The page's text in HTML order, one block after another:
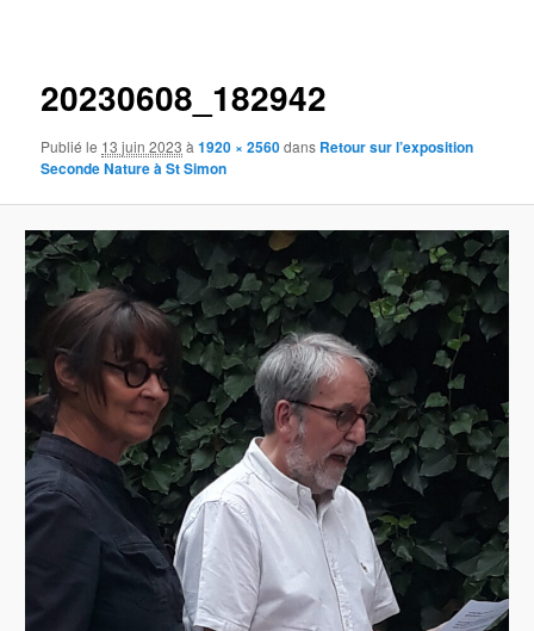
20230608_182942
Publié le 13 juin 2023 à1920 × 2560dans Retour sur l’exposition
Seconde Nature à St Simon